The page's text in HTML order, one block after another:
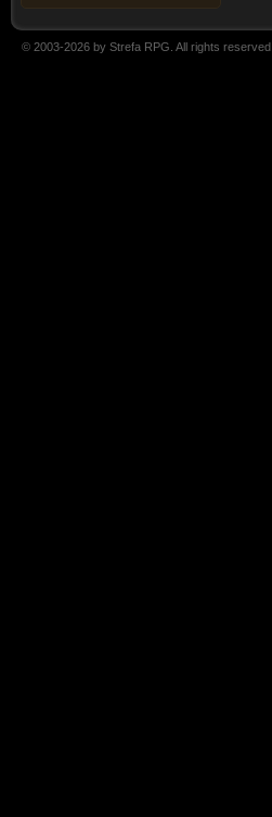
© 2003-2026 by Strefa RPG. All rights reserved.